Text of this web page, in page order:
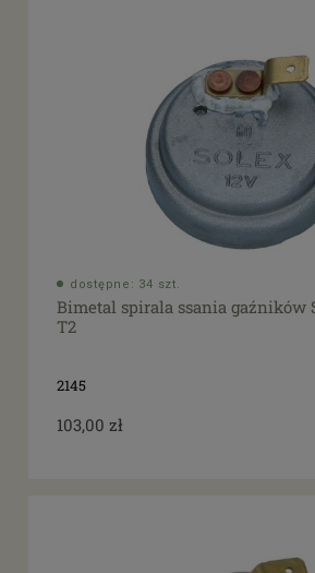
dostępne: 34 szt.
Bimetal spirala ssania gaźników
T2
2145
103,00 zł